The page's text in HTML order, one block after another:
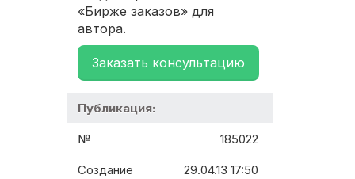
«Бирже заказов» для
автора.
Заказать консультацию
Публикация:
№ 185022
Создание 29.04.13 17:50